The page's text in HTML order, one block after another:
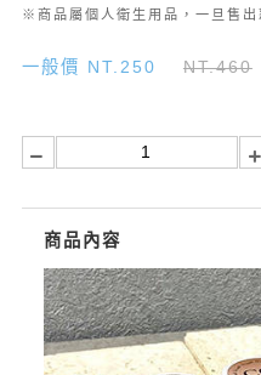
※商品屬個人衛生用品，一旦售出
一般價 NT.250 NT.460
商品內容